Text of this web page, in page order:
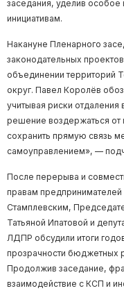
заседания, уделив
инициативам.
Накануне Пленарного
законодательных
объединении территорий
округ. Павел Королёв
учитывая риски отдаления
решение воздержаться от
сохранить прямую связь
самоуправлением», —
После перерыва и
правам
Стамплевским,
Татьяной Ипатовой и
ЛДПР обсудили итоги
прозрачности бюджетных
Продолжив заседание,
взаимодействие с КСП и